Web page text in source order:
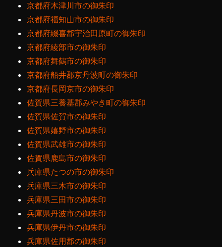
京都府木津川市の御朱印
京都府福知山市の御朱印
京都府綴喜郡宇治田原町の御朱印
京都府綾部市の御朱印
京都府舞鶴市の御朱印
京都府船井郡京丹波町の御朱印
京都府長岡京市の御朱印
佐賀県三養基郡みやき町の御朱印
佐賀県佐賀市の御朱印
佐賀県嬉野市の御朱印
佐賀県武雄市の御朱印
佐賀県鹿島市の御朱印
兵庫県たつの市の御朱印
兵庫県三木市の御朱印
兵庫県三田市の御朱印
兵庫県丹波市の御朱印
兵庫県伊丹市の御朱印
兵庫県佐用郡の御朱印